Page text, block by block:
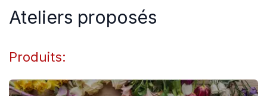
Ateliers proposés
Produits: